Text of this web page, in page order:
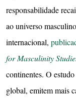
responsabilidade
ao universo
internacional,
for Masculinity
continentes. O
global, emitem mais